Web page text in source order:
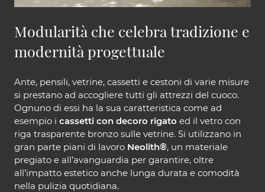
Modularità che celebra tradizione e
modernità progettuale
Ante, pensili, vetrine, cassetti e cestoni di varie misure
si prestano ad accogliere tutti gli attrezzi del cuoco.
Ognuno di essi ha la sua caratteristica come ad
esempio i cassetti con decoro rigato ed il vetro con
riga trasparente bronzo sulle vetrine. Si utilizzano in
gran parte piani di lavoro Neolith®, un materiale
pregiato e all’avanguardia per garantire, oltre
all’impatto estetico anche lunga durata e comodità
nella pulizia quotidiana.